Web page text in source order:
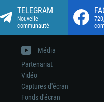
TELEGRAM
Nouvelle
communauté
Média
Partenariat
Vidéo
Captures d'écran
Fonds d'écran